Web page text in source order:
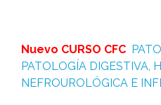
Nuevo CURSO CFC
PATOLOGÍA DIGESTIVA,
NEFROUROLÓGICA E